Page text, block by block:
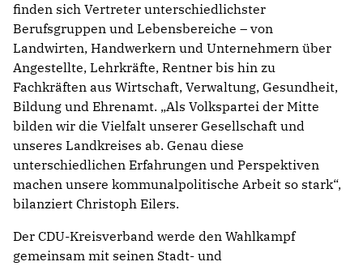
finden sich Vertreter unterschiedlichster
Berufsgruppen und Lebensbereiche – von
Landwirten, Handwerkern und Unternehmern über
Angestellte, Lehrkräfte, Rentner bis hin zu
Fachkräften aus Wirtschaft, Verwaltung, Gesundheit,
Bildung und Ehrenamt. „Als Volkspartei der Mitte
bilden wir die Vielfalt unserer Gesellschaft und
unseres Landkreises ab. Genau diese
unterschiedlichen Erfahrungen und Perspektiven
machen unsere kommunalpolitische Arbeit so stark“,
bilanziert Christoph Eilers.
Der CDU-Kreisverband werde den Wahlkampf
gemeinsam mit seinen Stadt- und